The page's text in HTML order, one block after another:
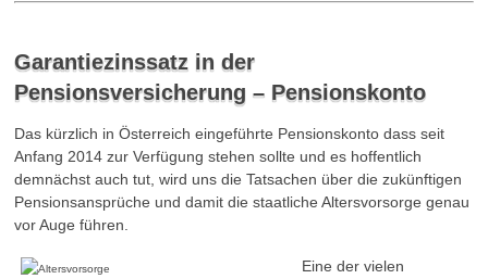
Garantiezinssatz in der
Pensionsversicherung – Pensionskonto
Das kürzlich in Österreich eingeführte Pensionskonto dass seit
Anfang 2014 zur Verfügung stehen sollte und es hoffentlich
demnächst auch tut, wird uns die Tatsachen über die zukünftigen
Pensionsansprüche und damit die staatliche Altersvorsorge genau
vor Auge führen.
Eine der vielen